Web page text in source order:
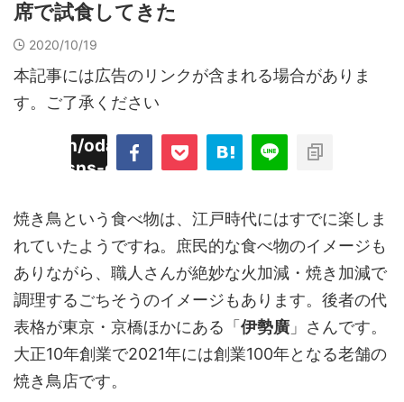
席で試食してきた
2020/10/19
本記事には広告のリンクが含まれる場合がありま
す。ご了承ください
odaiji.com/public_html/blog/wp-
sns-count-cache/sns-count-
焼き鳥という食べ物は、江戸時代にはすでに楽しま
れていたようですね。庶民的な食べ物のイメージも
ありながら、職人さんが絶妙な火加減・焼き加減で
調理するごちそうのイメージもあります。後者の代
表格が東京・京橋ほかにある「 伊勢廣 」さんです。
大正10年創業で2021年には創業100年となる老舗の
焼き鳥店です。